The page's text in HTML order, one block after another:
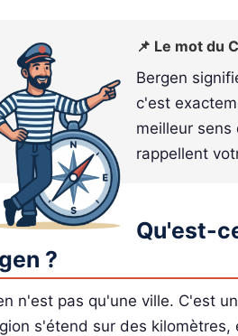
📌 Le mot du
Bergen
c'est
meilleur
rappellent
Qu'est-
?
n'est pas qu'une ville. C'est
s'étend sur des